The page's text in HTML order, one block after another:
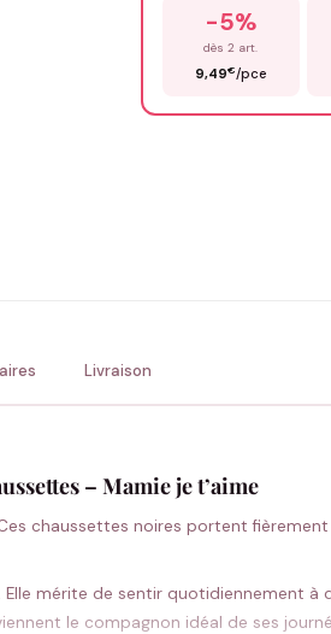
-5%
dès 2 art.
9,49€/pce
Livraison
– Mamie je t’aime
chaussettes noires portent fièrement
mérite de sentir quotidiennement
le compagnon idéal de ses